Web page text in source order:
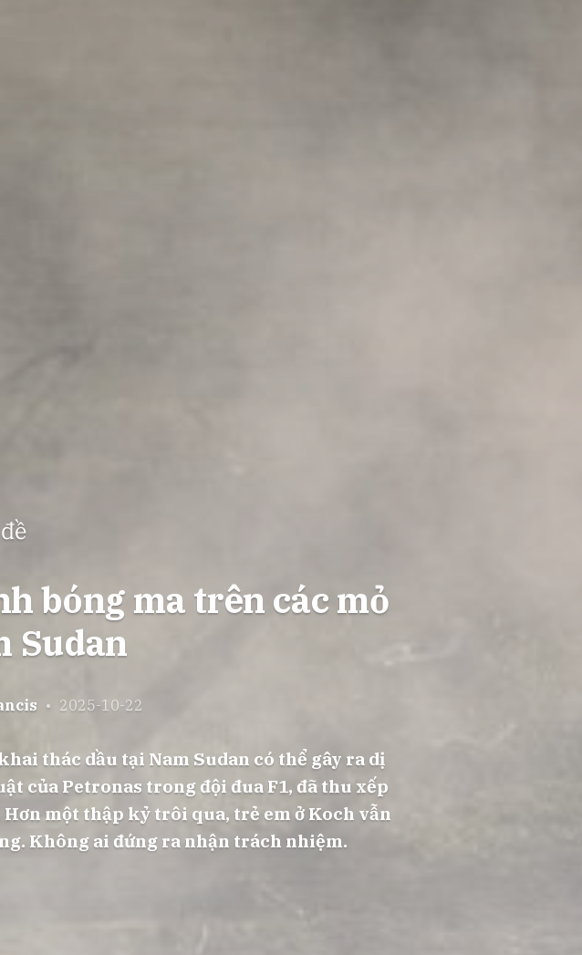
bóng ma trên các mỏ
Sudan
• 2025-10-22
thác dầu tại Nam Sudan có thể gây ra dị
của Petronas trong đội đua F1, đã thu xếp
một thập kỷ trôi qua, trẻ em ở Koch vẫn
Không ai đứng ra nhận trách nhiệm.